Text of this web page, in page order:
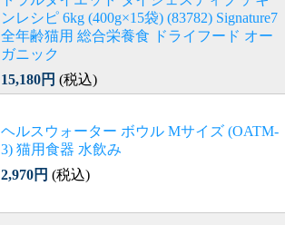
ンレシピ 6kg (400g×15袋) (83782) Signature7
全年齢猫用 総合栄養食 ドライフード オー
ガニック
15,180円 (税込)
ヘルスウォーター ボウル Mサイズ (OATM-
3) 猫用食器 水飲み
2,970円 (税込)